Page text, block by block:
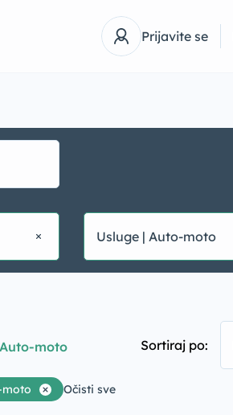
Prijavite se
Usluge | Auto-moto
moto Sortiraj po:
moto Očisti sve